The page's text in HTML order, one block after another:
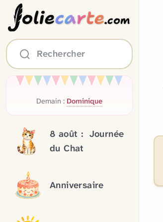
oliecarte.com
Rechercher
Demain : Dominique
8 août : Journée
du Chat
Anniversaire